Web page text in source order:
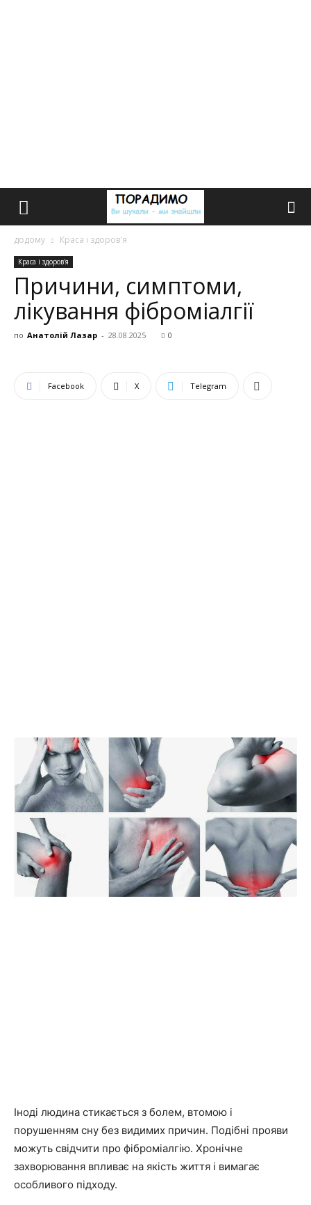
додому Краса і здоров'я
Краса і здоров'я
Причини, симптоми,
лікування фіброміалгії
по Анатолій Лазар - 28.08.2025 0
Facebook X Telegram
Іноді людина стикається з болем, втомою і
порушенням сну без видимих причин. Подібні прояви
можуть свідчити про фіброміалгію. Хронічне
захворювання впливає на якість життя і вимагає
особливого підходу.